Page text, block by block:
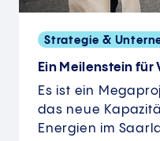
Strategie &
Ein Meilenstein für
Es ist ein
das neue
Energien im